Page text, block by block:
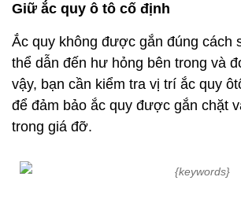
Giữ ắc quy ô tô cố định
Ắc quy không được gắn đúng cách
thể dẫn đến hư hỏng bên trong và
vậy, bạn cần kiểm tra vị trí ắc quy
để đảm bảo ắc quy được gắn chặt
trong giá đỡ.